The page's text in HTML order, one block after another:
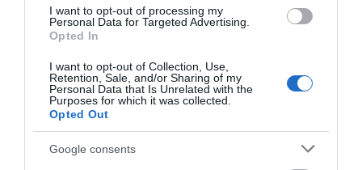
I want to opt-out of processing my
Personal Data for Targeted Advertising.
Opted In
I want to opt-out of Collection, Use,
Retention, Sale, and/or Sharing of my
Personal Data that Is Unrelated with the
Purposes for which it was collected.
Opted Out
Google consents
Κινδύνευσε κτηνοτροφική μονάδα
– Νέο βίντεο
06.08.2026 | 21:00
Καφές: Τα οφέλη της μέτριας
κατανάλωσης σύμφωνα με ειδικό
στο μικροβίωμα του εντέρου
06.08.2026 | 21:00
ΠΕΡΙΣΣΟΤΕΡΑ ΑΠΟ ΚΟΙΝΩΝΙΑ